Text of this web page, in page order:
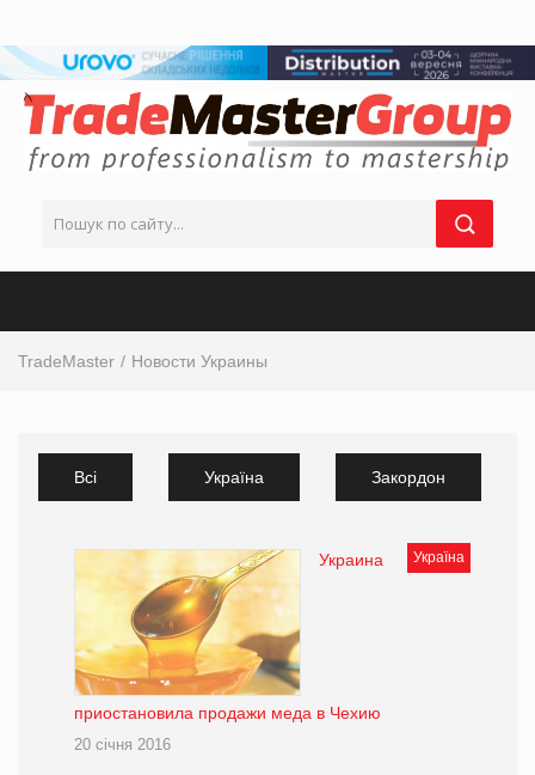
TradeMaster Новости Украины
Всі Україна Закордон
Україна
Украина
приостановила продажи меда в Чехию
20 січня 2016